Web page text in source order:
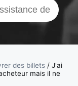
et
|
la
des billets / J'ai
mais il ne